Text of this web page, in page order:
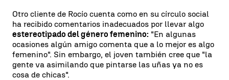
Otro cliente de Rocío cuenta como en su círculo social
ha recibido comentarios inadecuados por llevar algo
estereotipado del género femenino: "En algunas
ocasiones algún amigo comenta que a lo mejor es algo
femenino". Sin embargo, el joven también cree que "la
gente va asimilando que pintarse las uñas ya no es
cosa de chicas".